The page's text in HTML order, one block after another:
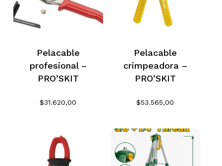
No hay productos en el
carrito.
Go To Shop
Pelacable
profesional –
PRO’SKIT
$31.620,00
Pelacable
crimpeadora –
PRO’SKIT
$53.565,00